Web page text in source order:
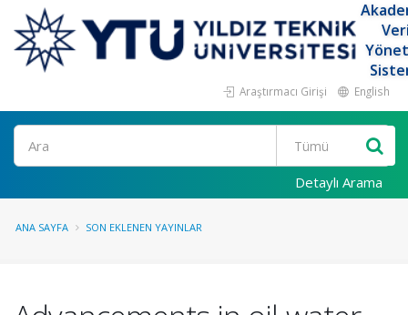
Araştırmacı Girişi English
Ara
Detaylı Arama
ANA SAYFA SON EKLENEN YAYINLAR